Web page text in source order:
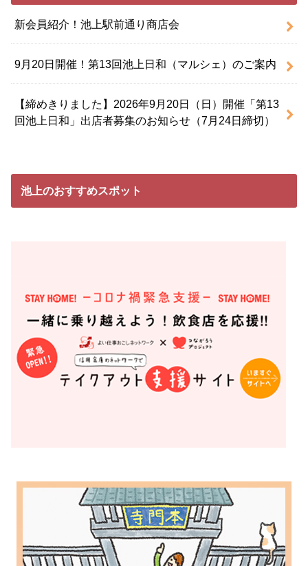
新会員紹介！池上駅前通り商店会
9月20日開催！第13回池上日和（マルシェ）のご案内
【締めきりました】2026年9月20日（日）開催「第13
回池上日和」出店者募集のお知らせ（7月24日締切）
池上のおすすめスポット